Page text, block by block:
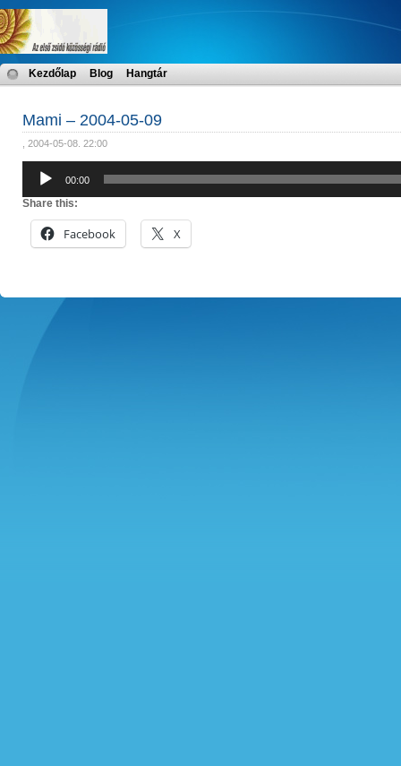
Kezdőlap Blog Hangtár
Mami – 2004-05-09
, 2004-05-08. 22:00
Audió
lejátszó
00:00
Share this:
Facebook X